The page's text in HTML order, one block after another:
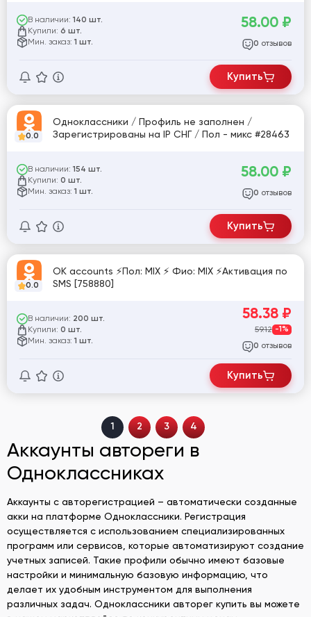
В наличии: 140 шт.
Купили: 6 шт.
Мин. заказ: 1 шт.
58.00 ₽
0 отзывов
Купить
0.0
Одноклассники / Профиль не заполнен /
Зарегистрированы на IP СНГ / Пол - микс #28463
В наличии: 154 шт.
Купили: 0 шт.
Мин. заказ: 1 шт.
58.00 ₽
0 отзывов
Купить
0.0
ОК accounts ⚡Пол: MIX ⚡ Фио: MIX ⚡Активация по
SMS [758880]
В наличии: 200 шт.
Купили: 0 шт.
Мин. заказ: 1 шт.
58.38 ₽
59.12 -1%
0 отзывов
Купить
1 2 3 4
Аккаунты автореги в
Одноклассниках
Аккаунты с авторегистрацией – автоматически созданные
акки на платформе Одноклассники. Регистрация
осуществляется с использованием специализированных
программ или сервисов, которые автоматизируют создание
учетных записей. Такие профили обычно имеют базовые
настройки и минимальную базовую информацию, что
делает их удобным инструментом для выполнения
различных задач. Одноклассники авторег купить вы можете